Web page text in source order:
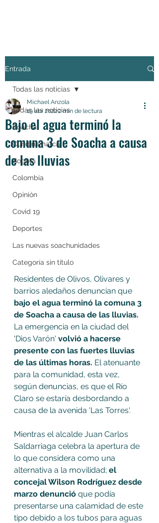
Entrada
Todas las noticias
Soacha
Cundinamarca
Bogotá
Colombia
Opinión
Covid 19
Deportes
Las nuevas soachunidades
Categoría sin título
Todas las noticias
Bajo el agua terminó la
comuna 3 de Soacha a causa
de las lluvias
Michael Anzola
19 abr 20222 min de lectura
Residentes de Olivos, Olivares y
barrios aledaños denuncian que
bajo el agua terminó la comuna 3
de Soacha a causa de las lluvias.
La emergencia en la ciudad del
'Dios Varón' volvió a hacerse
presente con las fuertes lluvias
de las últimas horas. El atenuante
para la comunidad, esta vez,
según denuncias, es que el Río
Claro se estaría desbordando a
causa de la avenida 'Las Torres'.
Mientras el alcalde Juan Carlos
Saldarriaga celebra la apertura de
lo que considera como una
alternativa a la movilidad; el
concejal Wilson Rodríguez desde
marzo denunció que podía
presentarse una calamidad de este
tipo debido a los tubos para aguas